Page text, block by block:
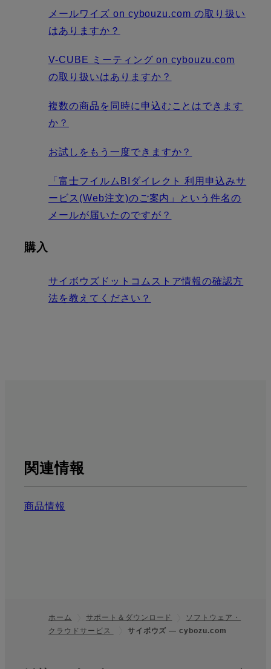
メールワイズ on cybouzu.com の取り扱い
はありますか？
V-CUBE ミーティング on cybouzu.com
の取り扱いはありますか？
複数の商品を同時に申込むことはできます
か？
お試しをもう一度できますか？
「富士フイルムBIダイレクト 利用申込みサ
ービス(Web注文)のご案内」という件名の
メールが届いたのですが？
購入
サイボウズドットコムストア情報の確認方
法を教えてください？
関連情報
商品情報
フッター
ホーム サポート＆ダウンロード
ソフトウェア・
クラウドサービス
サイボウズ — cybozu.com